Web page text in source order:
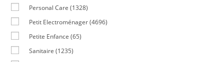
Personal Care (1328)
Petit Electroménager (4696)
Petite Enfance (65)
Sanitaire (1235)